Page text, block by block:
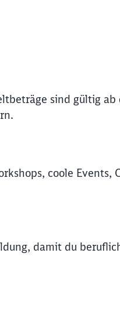
sind gültig
coole Events,
damit du